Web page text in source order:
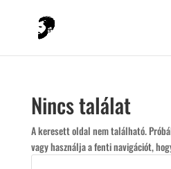
Nincs találat
A keresett oldal nem található.
vagy használja a fenti navigációt,